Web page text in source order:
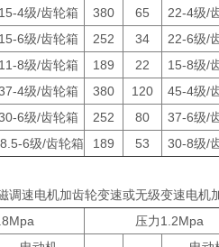
15-4级/齿轮箱 380 65
22-4级/
15-6级/齿轮箱 252 34
22-6级/
11-8级/齿轮箱 189 22 15-8级/
4级/齿轮箱 380 120
45-4级/
6级/齿轮箱 252 80
37-6级/
6级/齿轮箱 189 53 30-8级/
、电磁调速电机加齿轮变速或无级变速电
压力1.2Mpa